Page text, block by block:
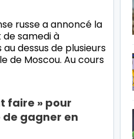
russe a annoncé la
samedi à
dessus de plusieurs
de Moscou. Au cours
faire » pour
de gagner en